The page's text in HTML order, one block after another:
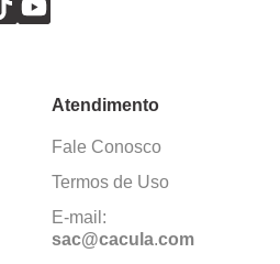
Atendimento
Fale Conosco
Termos de Uso
E-mail:
sac@cacula.com